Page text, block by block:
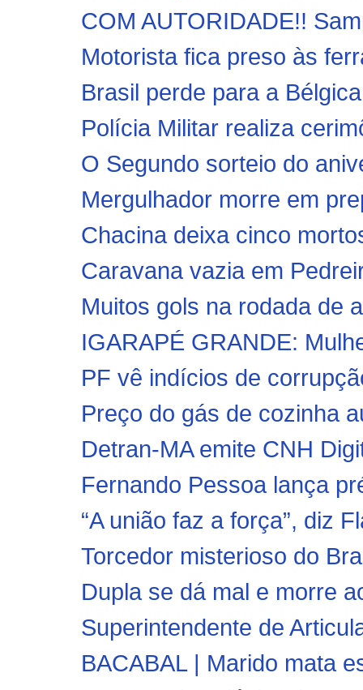
COM AUTORIDADE!!
Motorista fica preso às
Brasil perde para a
Polícia Militar realiza
O Segundo sorteio do
Mergulhador morre em
Chacina deixa cinco
Caravana vazia em
Muitos gols na rodada de
IGARAPÉ GRANDE:
PF vê indícios de
Preço do gás de cozinha
Detran-MA emite CNH
Fernando Pessoa lança
“A união faz a força”, diz
Torcedor misterioso do
Dupla se dá mal e morre
Superintendente de
BACABAL | Marido mata